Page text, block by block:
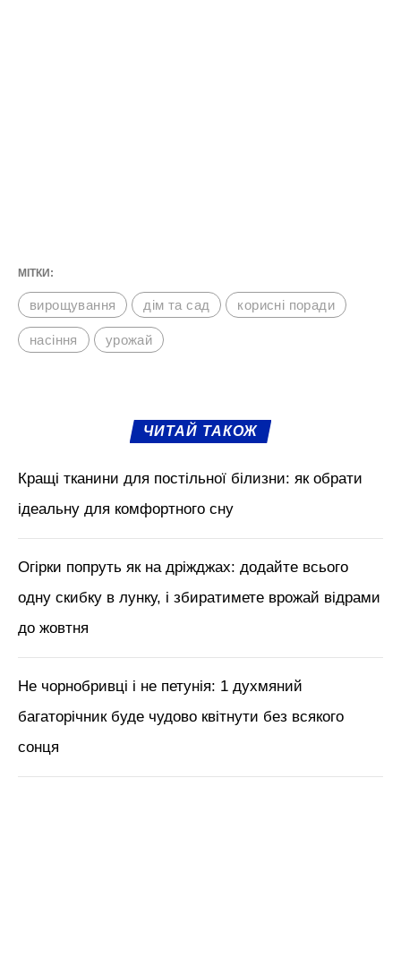
МІТКИ:
вирощування дім та сад корисні поради
насіння урожай
ЧИТАЙ ТАКОЖ
Кращі тканини для постільної білизни: як обрати
ідеальну для комфортного сну
Огірки попруть як на дріжджах: додайте всього
одну скибку в лунку, і збиратимете врожай відрами
до жовтня
Не чорнобривці і не петунія: 1 духмяний
багаторічник буде чудово квітнути без всякого
сонця